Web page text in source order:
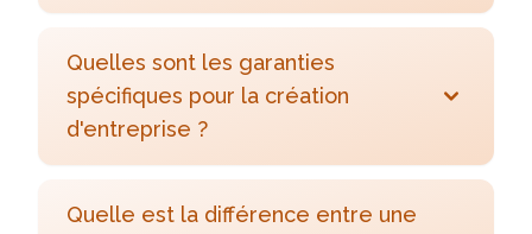
Quelles sont les garanties
spécifiques pour la création
d'entreprise ?
Quelle est la différence entre une